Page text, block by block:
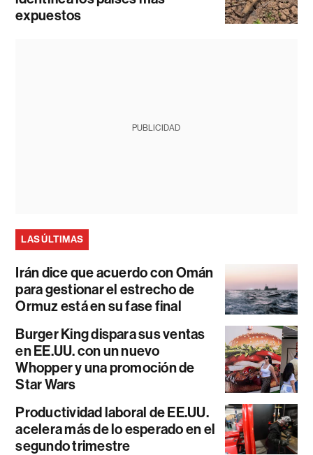
expuestos
PUBLICIDAD
LAS ÚLTIMAS
Irán dice que acuerdo con Omán
para gestionar el estrecho de
Ormuz está en su fase final
Burger King dispara sus ventas
en EE.UU. con un nuevo
Whopper y una promoción de
Star Wars
Productividad laboral de EE.UU.
acelera más de lo esperado en el
segundo trimestre